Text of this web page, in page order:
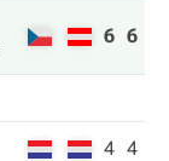
6 6
4 4